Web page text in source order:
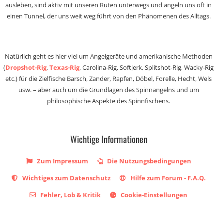
ausleben, sind aktiv mit unseren Ruten unterwegs und angeln uns oft in
einen Tunnel, der uns weit weg führt von den Phänomenen des Alltags.
Natürlich geht es hier viel um Angelgeräte und amerikanische Methoden
(Dropshot-Rig,Texas-Rig, Carolina-Rig, Softjerk, Splitshot-Rig, Wacky-Rig
etc.) für die Zielfische Barsch, Zander, Rapfen, Döbel, Forelle, Hecht, Wels
usw. – aber auch um die Grundlagen des Spinnangelns und um
philosophische Aspekte des Spinnfischens.
Wichtige Informationen
Zum Impressum
Die Nutzungsbedingungen
Wichtiges zum Datenschutz
Hilfe zum Forum - F.A.Q.
Fehler, Lob & Kritik
Cookie-Einstellungen